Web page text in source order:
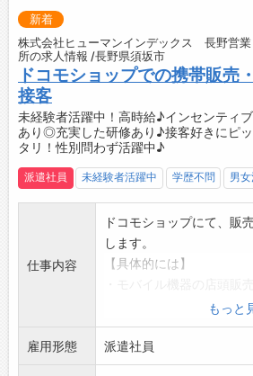
有給休暇は1時間分、2時
☆
勤務実績に応じて、給
簡単申請！簡単受取！日
☆
即日対応!!フォロー体制
登録はご自宅からお電話
みなさまのご応募を心よ
新着
株式会社ヒューマンインデックス 長野営業
所の求人情報 /長野県須坂市
ドコモショップでの携帯販売・
接客
未経験者活躍中！高時給♪インセンティブ
あり◎充実した研修あり♪接客好きにピッ
タリ！性別問わず活躍中♪
派遣社員 未経験者活躍中 学歴不問 男
仕事内容
ドコモショップにて、販
します。
【具体的には】
・契約内容などのサービ
ど）
・機器の取り扱い説明
・修理受付
もっと
雇用形態 派遣社員